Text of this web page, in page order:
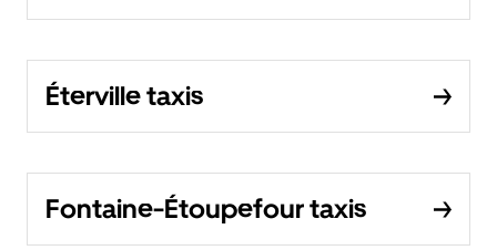
Éterville taxis
Fontaine-Étoupefour taxis